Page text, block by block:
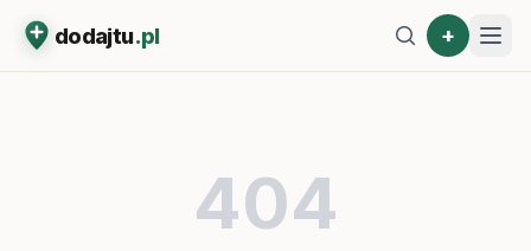
dodajtu.pl +
404